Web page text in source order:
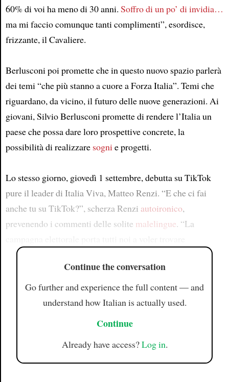
60% di voi ha meno di 30 anni. Soffro di un po’ di invidia…
ma mi faccio comunque tanti complimenti”, esordisce,
frizzante, il Cavaliere.
Berlusconi poi promette che in questo nuovo spazio parlerà
dei temi “che più stanno a cuore a Forza Italia”. Temi che
riguardano, da vicino, il futuro delle nuove generazioni. Ai
giovani, Silvio Berlusconi promette di rendere l’Italia un
paese che possa dare loro prospettive concrete, la
possibilità di realizzare sognie progetti.
Lo stesso giorno, giovedì 1 settembre, debutta su TikTok
pure il leader di Italia Viva, Matteo Renzi. “E che ci fai
anche tu su TikTok?”, scherza Renzi autoironico,
prevenendo i commenti delle solite malelingue. “La
Continue the conversation
Go further and experience the full content — and
understand how Italian is actually used.
Continue
Already have access?Log in.